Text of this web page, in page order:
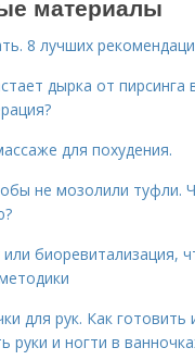
материалы
8 лучших
дырка от пирсинга
для похудения.
не мозолили туфли.
биоревитализация,
для рук. Как готовить
руки и ногти в